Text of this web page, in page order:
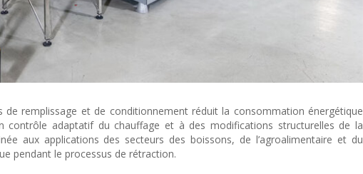
remplissage et de conditionnement réduit la consommation énergétique
contrôle adaptatif du chauffage et à des modifications structurelles de la
aux applications des secteurs des boissons, de l’agroalimentaire et du
pendant le processus de rétraction.